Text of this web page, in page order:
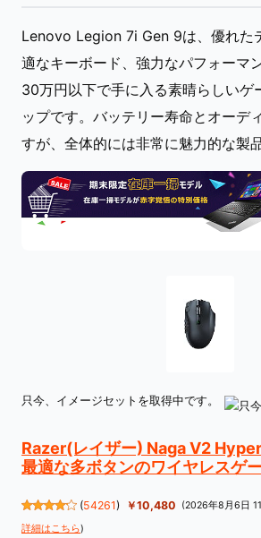
Lenovo Legion 7i Gen 9は、優れた
適なキーボード、強力なパフォーマ
30万円以下で手に入る素晴らしいゲ
ップです。バッテリー寿命とオーデ
すが、全体的には非常に魅力的な製品
只今、イメージセットを取得中です。
Razer(レイザー) Naga V2
最適な多ボタンのワイヤレスゲ
(54261) ￥10,480
(2026年8月6日
詳細はこちら)